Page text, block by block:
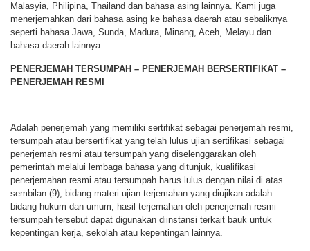
Malasyia, Philipina, Thailand dan bahasa asing lainnya. Kami juga
menerjemahkan dari bahasa asing ke bahasa daerah atau sebaliknya
seperti bahasa Jawa, Sunda, Madura, Minang, Aceh, Melayu dan
bahasa daerah lainnya.
PENERJEMAH TERSUMPAH – PENERJEMAH BERSERTIFIKAT –
PENERJEMAH RESMI
Adalah penerjemah yang memiliki sertifikat sebagai penerjemah resmi,
tersumpah atau bersertifikat yang telah lulus ujian sertifikasi sebagai
penerjemah resmi atau tersumpah yang diselenggarakan oleh
pemerintah melalui lembaga bahasa yang ditunjuk, kualifikasi
penerjemahan resmi atau tersumpah harus lulus dengan nilai di atas
sembilan (9), bidang materi ujian terjemahan yang diujikan adalah
bidang hukum dan umum, hasil terjemahan oleh penerjemah resmi
tersumpah tersebut dapat digunakan diinstansi terkait bauk untuk
kepentingan kerja, sekolah atau kepentingan lainnya.